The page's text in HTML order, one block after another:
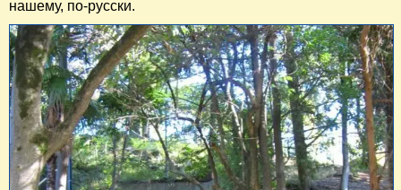
нашему, по-русски.